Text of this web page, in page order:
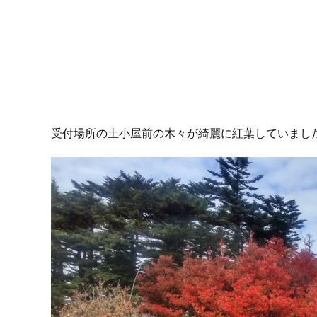
受付場所の土小屋前の木々が綺麗に紅葉していまし